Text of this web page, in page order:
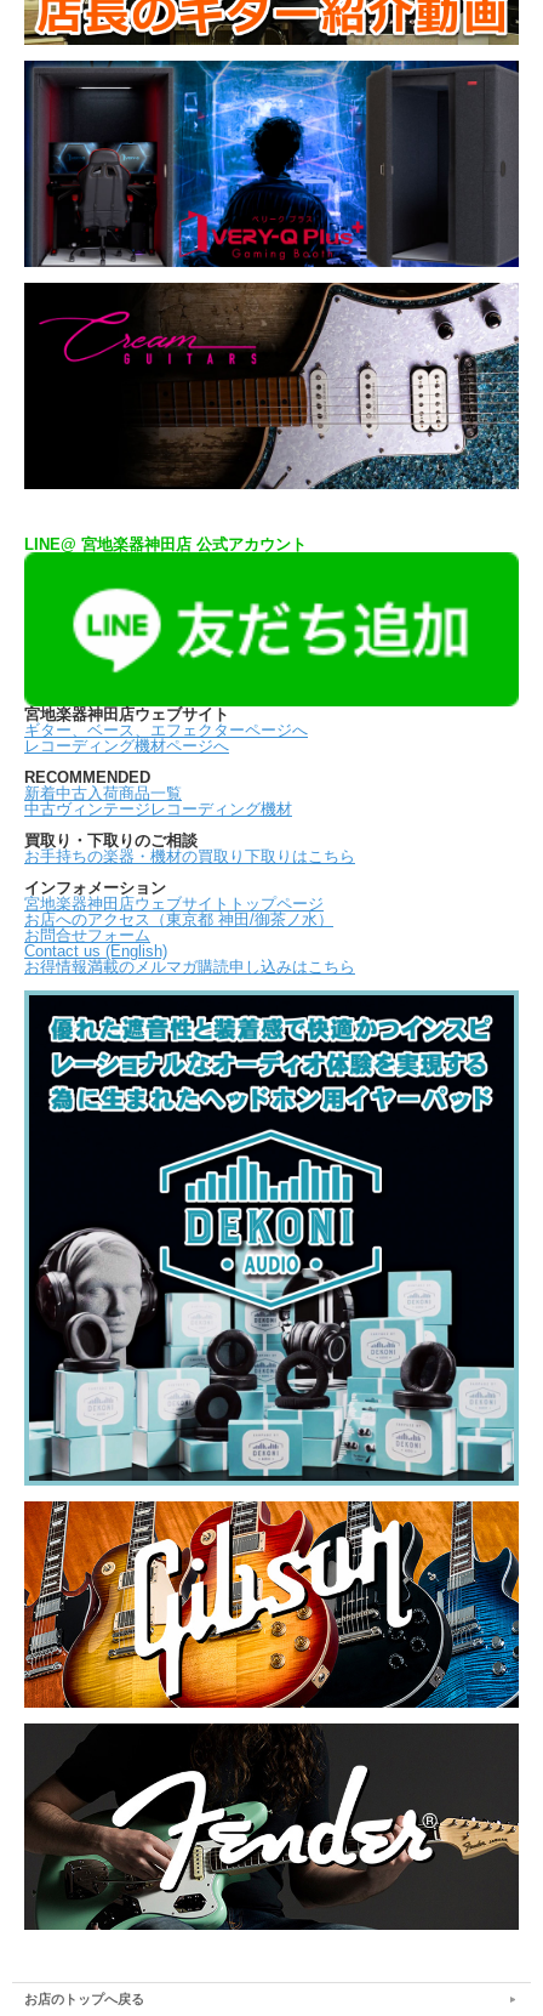
LINE@ 宮地楽器神田店 公式アカウント
宮地楽器神田店ウェブサイト
ギター、ベース、エフェクターページへ
レコーディング機材ページへ
RECOMMENDED
新着中古入荷商品一覧
中古ヴィンテージレコーディング機材
買取り・下取りのご相談
お手持ちの楽器・機材の買取り下取りはこちら
インフォメーション
宮地楽器神田店ウェブサイトトップページ
お店へのアクセス（東京都 神田/御茶ノ水）
お問合せフォーム
Contact us (English)
お得情報満載のメルマガ購読申し込みはこちら
お店のトップへ戻る